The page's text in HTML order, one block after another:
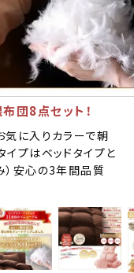
団8点セット！
気に入りカラーで朝
イプはベッドタイプと
）安心の3年間品質